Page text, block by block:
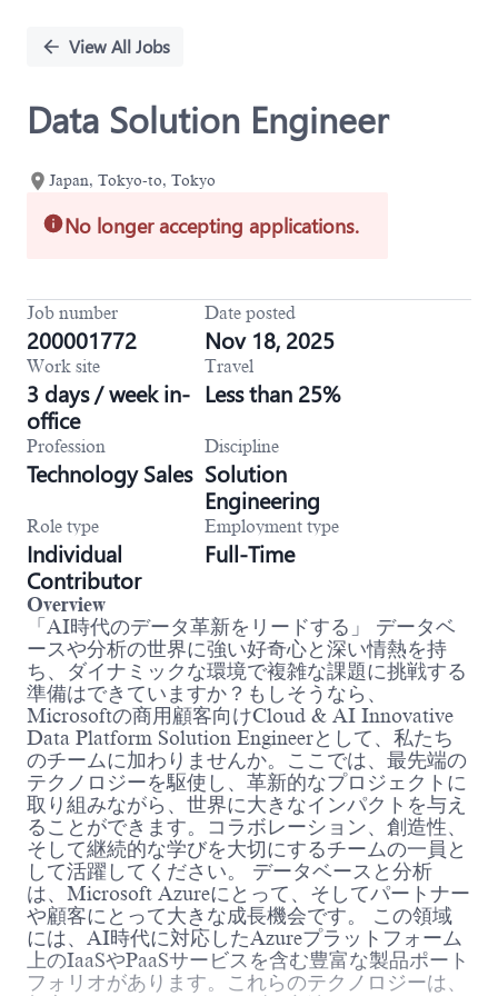
PositionView All Jobs
Data Solution Engineer
Japan, Tokyo-to, Tokyo
No longer accepting applications.
Job number
200001772
Date posted
Nov 18, 2025
Work site
3 days / week in-
office
Travel
Less than 25%
Profession
Technology Sales
Discipline
Solution
Engineering
Role type
Individual
Contributor
Employment type
Full-Time
Overview
「AI時代のデータ革新をリードする」 データベ
ースや分析の世界に強い好奇心と深い情熱を持
ち、ダイナミックな環境で複雑な課題に挑戦する
準備はできていますか？もしそうなら、
Microsoftの商用顧客向けCloud & AI Innovative
Data Platform Solution Engineerとして、私たち
のチームに加わりませんか。ここでは、最先端の
テクノロジーを駆使し、革新的なプロジェクトに
取り組みながら、世界に大きなインパクトを与え
ることができます。コラボレーション、創造性、
そして継続的な学びを大切にするチームの一員と
して活躍してください。 データベースと分析
は、Microsoft Azureにとって、そしてパートナー
や顧客にとって大きな成長機会です。 この領域
には、AI時代に対応したAzureプラットフォーム
上のIaaSやPaaSサービスを含む豊富な製品ポート
フォリオがあります。これらのテクノロジーは、